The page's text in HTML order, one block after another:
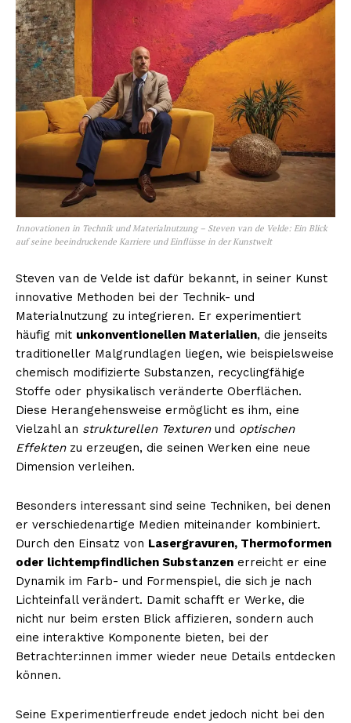
Innovationen in Technik und Materialnutzung – Steven van de Velde: Ein Blick
auf seine beeindruckende Karriere und Einflüsse in der Kunstwelt
Steven van de Velde ist dafür bekannt, in seiner Kunst
innovative Methoden bei der Technik- und
Materialnutzung zu integrieren. Er experimentiert
häufig mit unkonventionellen Materialien, die jenseits
traditioneller Malgrundlagen liegen, wie beispielsweise
chemisch modifizierte Substanzen, recyclingfähige
Stoffe oder physikalisch veränderte Oberflächen.
Diese Herangehensweise ermöglicht es ihm, eine
Vielzahl an strukturellen Texturenund optischen
Effektenzu erzeugen, die seinen Werken eine neue
Dimension verleihen.
Besonders interessant sind seine Techniken, bei denen
er verschiedenartige Medien miteinander kombiniert.
Durch den Einsatz von Lasergravuren, Thermoformen
oder lichtempfindlichen Substanzen erreicht er eine
Dynamik im Farb- und Formenspiel, die sich je nach
Lichteinfall verändert. Damit schafft er Werke, die
nicht nur beim ersten Blick affizieren, sondern auch
eine interaktive Komponente bieten, bei der
Betrachter:innen immer wieder neue Details entdecken
können.
Seine Experimentierfreude endet jedoch nicht bei den